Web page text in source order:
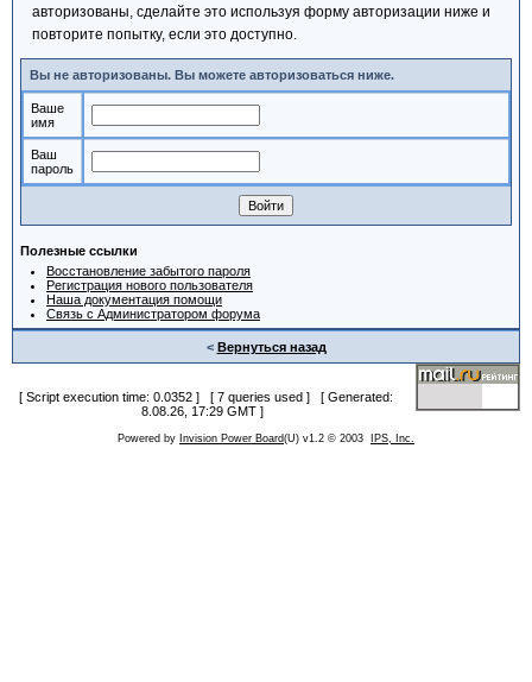
авторизованы, сделайте это используя форму авторизации ниже и
повторите попытку, если это доступно.
Вы не авторизованы. Вы можете авторизоваться ниже.
Ваше
имя
Ваш
пароль
Полезные ссылки
Восстановление забытого пароля
Регистрация нового пользователя
Наша документация помощи
Связь с Администратором форума
< Вернуться назад
[ Script execution time: 0.0352 ] [ 7 queries used ] [ Generated:
8.08.26, 17:29 GMT ]
Powered by Invision Power Board(U) v1.2 © 2003 IPS, Inc.